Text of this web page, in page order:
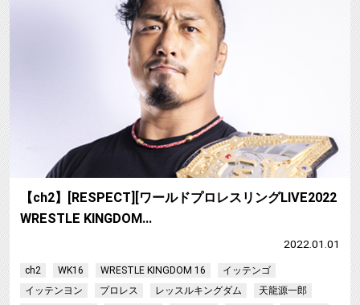
【ch2】[RESPECT][ワールドプロレスリングLIVE2022
WRESTLE KINGDOM…
2022.01.01
ch2 WK16 WRESTLE KINGDOM 16
イッテンゴ
イッテンヨン
プロレス レッスルキングダム
天龍源一郎